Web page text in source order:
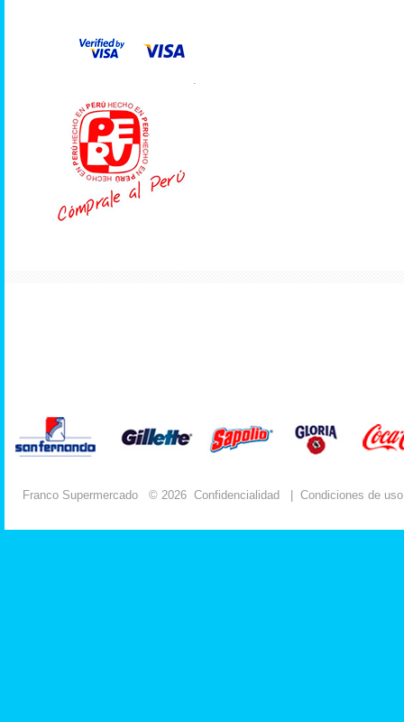
.
Franco Supermercado © 2026 Confidencialidad Condiciones de uso